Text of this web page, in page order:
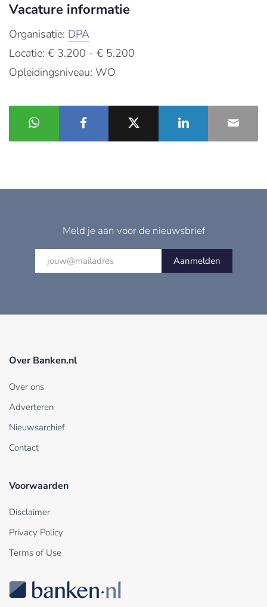
Vacature informatie
Organisatie: DPA
Locatie: € 3.200 - € 5.200
Opleidingsniveau: WO
Meld je aan voor de nieuwsbrief
Aanmelden
Over Banken.nl
Over ons
Adverteren
Nieuwsarchief
Contact
Voorwaarden
Disclaimer
Privacy Policy
Terms of Use